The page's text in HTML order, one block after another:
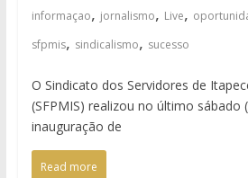
informaçao, jornalismo, Live,
sfpmis, sindicalismo, sucesso
O Sindicato dos Servidores de
(SFPMIS) realizou no último sábado
inauguração de
Read more